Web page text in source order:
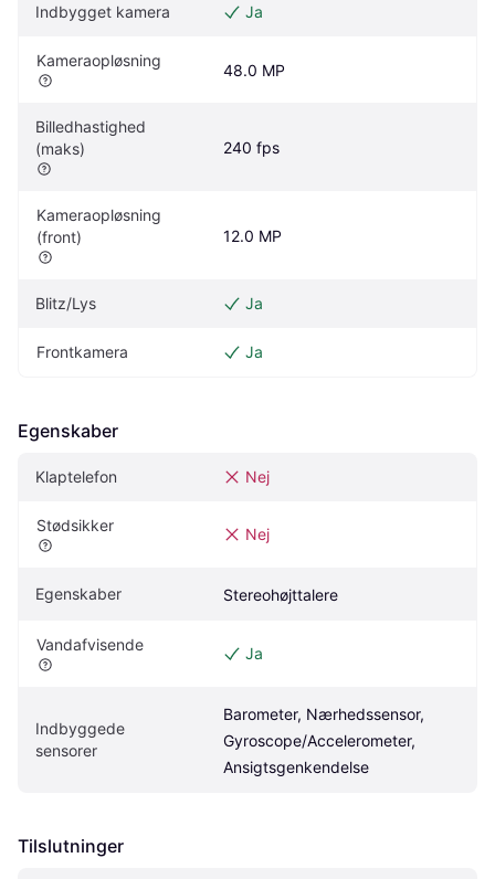
Indbygget kamera Ja
Kameraopløsning
48.0 MP
Billedhastighed
(maks)
240 fps
Kameraopløsning
(front)
12.0 MP
Blitz/Lys Ja
Frontkamera Ja
Egenskaber
Klaptelefon Nej
Stødsikker Nej
Egenskaber Stereohøjttalere
Vandafvisende Ja
Indbyggede
sensorer
Barometer, Nærhedssensor,
Gyroscope/Accelerometer,
Ansigtsgenkendelse
Tilslutninger